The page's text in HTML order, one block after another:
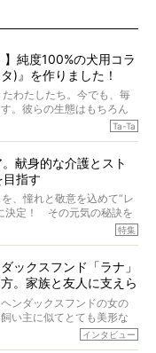
】純度100%の犬用コラ
)』を作りました！
わたしたち。今でも、毎
。彼らの生態はもちろん
同じです。昔の犬は25年
生きの秘訣はバランスの
が不足しがちになっている
のが、コラーゲン！ そ
犬用コラーゲンサプリ
！
感した」と評判のTa-Ta(タ
のダックスたちに、どう
Ta-Ta
献身的な介護とスト
指す
、憧れと敬意を込めて“レ
決定！ その元気の秘訣を
レジェンドダックスの肖
ーのもと、甘やかさずに
査すらしたことがなかっ
の長生きの秘訣とは。
特集
ックスフンド「ラナ」
。家族と友人に支えら
ンダックスフンドの女の
い主に似てとても美形な
ンスタグラムでは、ラナ
いて、ファンからは「ラ
インタビュー